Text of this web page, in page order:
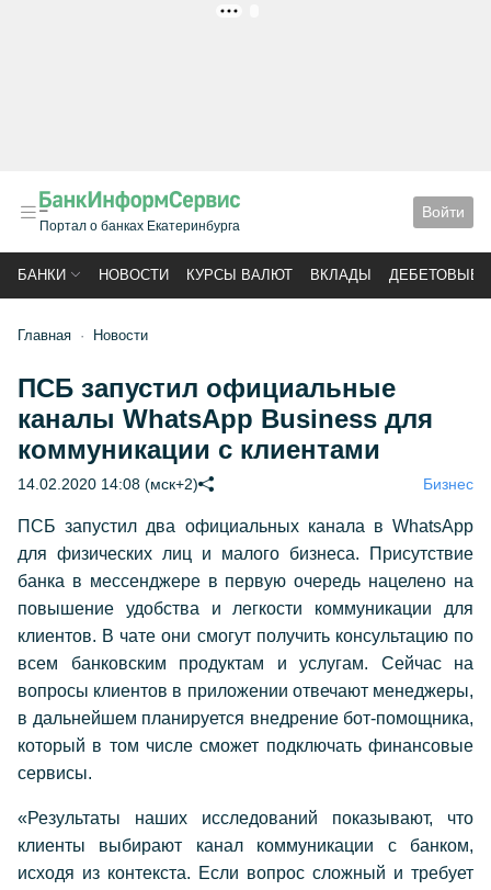
Портал о банках Екатеринбурга
Войти
БАНКИ НОВОСТИ КУРСЫ ВАЛЮТ ВКЛАДЫ ДЕБЕТОВЫЕ
Главная Новости
ПСБ запустил официальные
каналы WhatsApp Business для
коммуникации с клиентами
14.02.2020 14:08 (мск+2) Бизнес
ПСБ запустил два официальных канала в WhatsApp
для физических лиц и малого бизнеса. Присутствие
банка в мессенджере в первую очередь нацелено на
повышение удобства и легкости коммуникации для
клиентов. В чате они смогут получить консультацию по
всем банковским продуктам и услугам. Сейчас на
вопросы клиентов в приложении отвечают менеджеры,
в дальнейшем планируется внедрение бот-помощника,
который в том числе сможет подключать финансовые
сервисы.
«Результаты наших исследований показывают, что
клиенты выбирают канал коммуникации с банком,
исходя из контекста. Если вопрос сложный и требует